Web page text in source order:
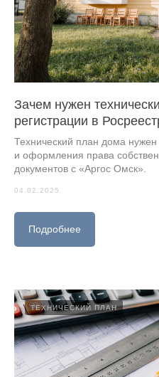
Зачем нужен
регистрации в
Технический план дома нужен
и оформления права
документов с «Аргос Омск».
04.02.2025
Подробнее
ТЕХНИЧЕСКИЙ ПЛАН